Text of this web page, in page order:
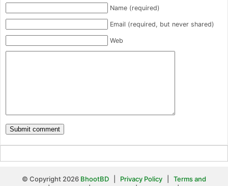
Name (required)
Email (required, but never shared)
Web
© Copyright 2026 BhootBD Privacy Policy
Terms and